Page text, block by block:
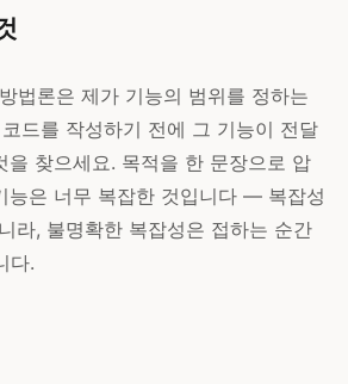
법론은 제가 기능의 범위를 정하는
드를 작성하기 전에 그 기능이 전달
을 찾으세요. 목적을 한 문장으로 압
능은 너무 복잡한 것입니다 — 복잡성
라, 불명확한 복잡성은 접하는 순간
다.